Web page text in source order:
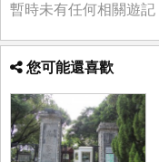
暫時未有任何相關遊記
您可能還喜歡